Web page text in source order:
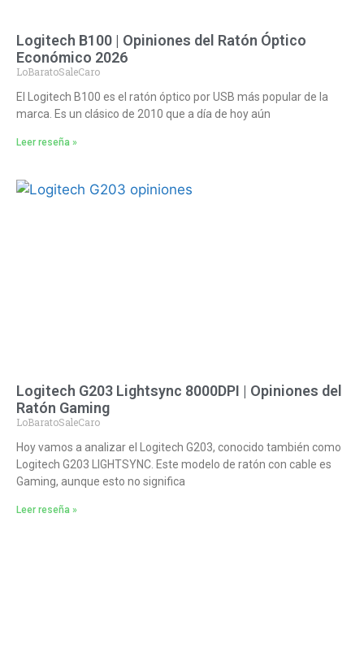
Logitech B100 | Opiniones del Ratón Óptico
Económico 2026
LoBaratoSaleCaro
El Logitech B100 es el ratón óptico por USB más popular de la
marca. Es un clásico de 2010 que a día de hoy aún
Leer reseña »
Logitech G203 Lightsync 8000DPI | Opiniones del
Ratón Gaming
LoBaratoSaleCaro
Hoy vamos a analizar el Logitech G203, conocido también como
Logitech G203 LIGHTSYNC. Este modelo de ratón con cable es
Gaming, aunque esto no significa
Leer reseña »